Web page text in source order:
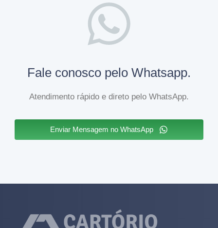
Fale conosco pelo Whatsapp.
Atendimento rápido e direto pelo WhatsApp.
Enviar Mensagem no WhatsApp